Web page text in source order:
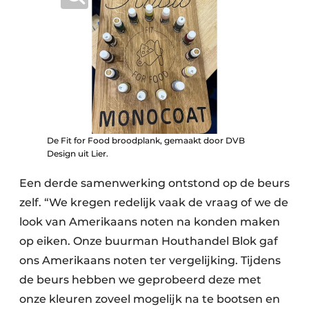
De Fit for Food broodplank, gemaakt door DVB
Design uit Lier.
Een derde samenwerking ontstond op de beurs
zelf. “We kregen redelijk vaak de vraag of we de
look van Amerikaans noten na konden maken
op eiken. Onze buurman Houthandel Blok gaf
ons Amerikaans noten ter vergelijking. Tijdens
de beurs hebben we geprobeerd deze met
onze kleuren zoveel mogelijk na te bootsen en